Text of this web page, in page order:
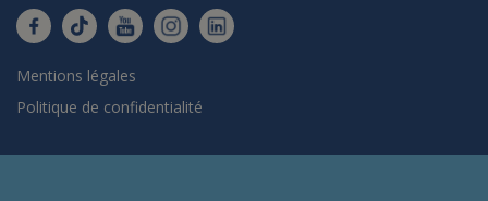
Mentions légales
Politique de confidentialité